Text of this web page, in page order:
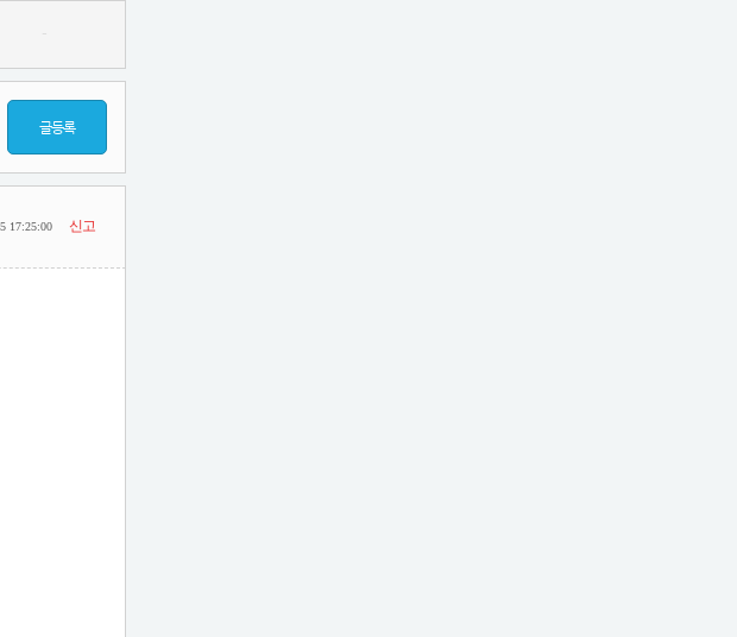
-
글등록
17:25:00 신고